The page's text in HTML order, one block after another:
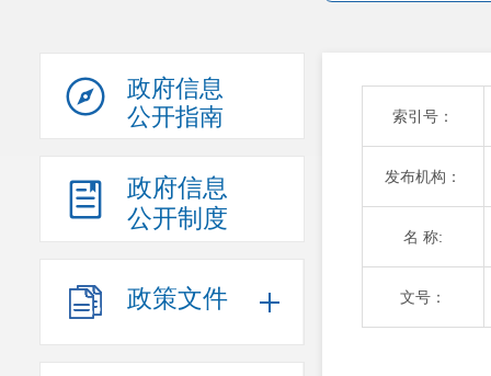
政府信息
公开指南
政府信息
公开制度
政策文件
索引号：
发布机构：
名 称:
文号：